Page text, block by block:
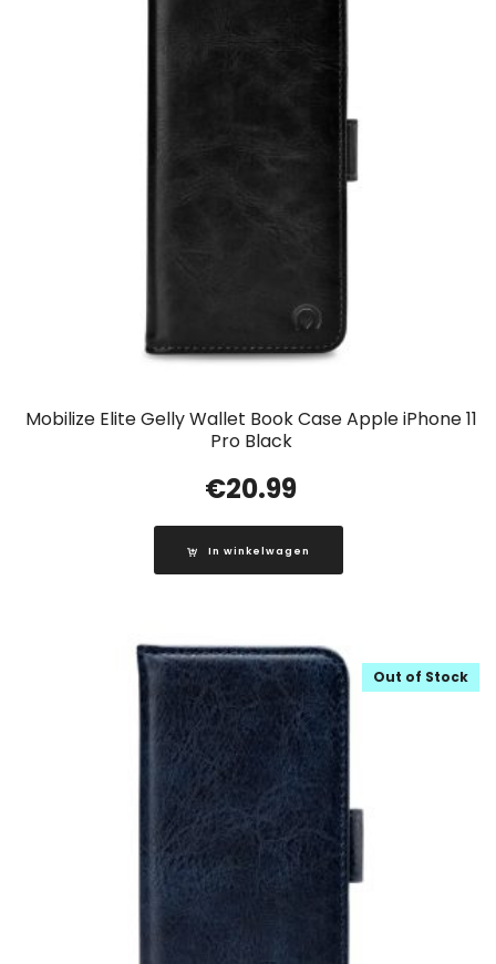
Mobilize Elite Gelly Wallet Book Case Apple iPhone 11
Pro Black
€20.99
In winkelwagen
Out of Stock